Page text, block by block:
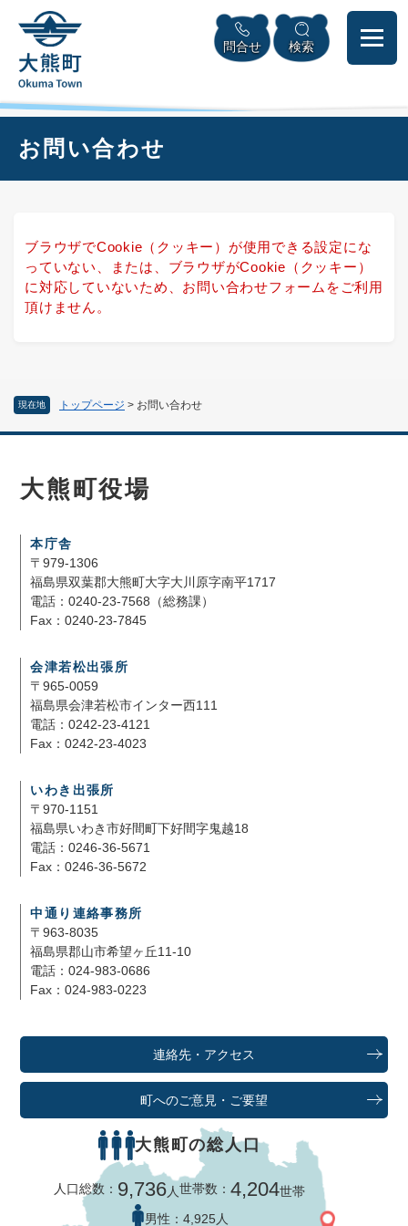
頭
メニューを飛ばして本文へ
問合せ 検索
現在地 トップページ > お問い合わせ
お問い合わせ
ブラウザでCookie（クッキー）が使用できる設定にな
っていない、または、ブラウザがCookie（クッキー）
に対応していないため、お問い合わせフォームをご利用
頂けません。
大熊町役場
本庁舎
〒979-1306
福島県双葉郡大熊町大字大川原字南平1717
電話：0240-23-7568（総務課）
Fax：0240-23-7845
会津若松出張所
〒965-0059
福島県会津若松市インター西111
電話：0242-23-4121
Fax：0242-23-4023
いわき出張所
〒970-1151
福島県いわき市好間町下好間字鬼越18
電話：0246-36-5671
Fax：0246-36-5672
中通り連絡事務所
〒963-8035
福島県郡山市希望ヶ丘11-10
電話：024-983-0686
Fax：024-983-0223
連絡先・アクセス
町へのご意見・ご要望
大熊町の総人口
人口総数： 9,736人世帯数：4,204世帯
男性： 4,925人